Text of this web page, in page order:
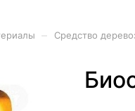
Средство
состав